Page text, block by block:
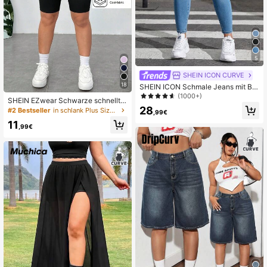
18
SHEIN EZwear Schwarze schnelltro
cknende und kühlende Kompressio
#2 Bestseller in schlank Plus Size Unterteile
11 ,99€
5
SHEIN ICON CURVE
SHEIN ICON Schmale Jeans mit Ble
ichen Waschung, Riss
(1000+)
28 ,99€